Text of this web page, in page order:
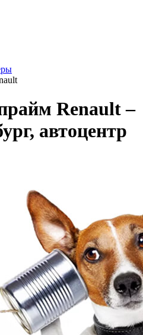
Renault –
автоцентр